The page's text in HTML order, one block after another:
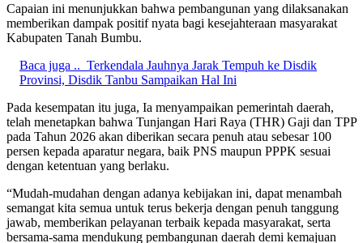
Capaian ini menunjukkan bahwa pembangunan yang dilaksanakan
memberikan dampak positif nyata bagi kesejahteraan masyarakat
Kabupaten Tanah Bumbu.
Baca juga .. Terkendala Jauhnya Jarak Tempuh ke Disdik
Provinsi, Disdik Tanbu Sampaikan Hal Ini
Pada kesempatan itu juga, Ia menyampaikan pemerintah daerah,
telah menetapkan bahwa Tunjangan Hari Raya (THR) Gaji dan TPP
pada Tahun 2026 akan diberikan secara penuh atau sebesar 100
persen kepada aparatur negara, baik PNS maupun PPPK sesuai
dengan ketentuan yang berlaku.
“Mudah-mudahan dengan adanya kebijakan ini, dapat menambah
semangat kita semua untuk terus bekerja dengan penuh tanggung
jawab, memberikan pelayanan terbaik kepada masyarakat, serta
bersama-sama mendukung pembangunan daerah demi kemajuan